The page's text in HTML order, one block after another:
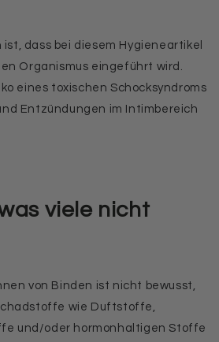
ist, dass bei diesem Hygieneartikel
Organismus eingeführt wird.
eines toxischen Schocksyndroms
Entzündungen im Intimbereich
viele nicht
von Binden ist nicht bewusst,
wie Duftstoffe,
und/oder hormonhaltigen Stoffe